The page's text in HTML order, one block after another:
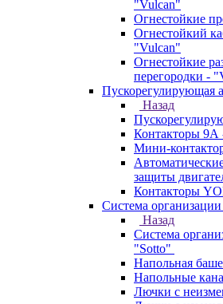
"Vulcan"
Огнестойкие
Огнестойкий
"Vulcan"
Огнестойкие
перегородки -
Пускорегулирующая
Назад
Контакторы
Мини-
защиты
Контакторы
Система
Назад
Система
"Sotto"
Напольная
Напольные
Лючки с